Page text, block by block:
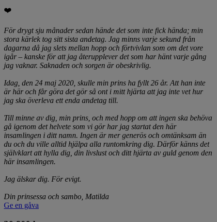
❤️
För drygt sju månader sedan hände det som inte fick hända; min
stora kärlek tog sitt sista andetag. Jag minns varje sekund från
dagarna då jag slets mellan hopp och förtvivlan som om det vore
igår – kanske för att jag återupplever det som har hänt varje gång
jag vaknar. Saknaden och sorgen är obeskrivlig.
Idag, den 24 maj 2020, skulle min prins ha fyllt 26 år. Att han inte
är här och får göra det gör så ont i mitt hjärta att jag inte vet hur
jag ska överleva ett enda andetag till.
Till minne av dig, min prins, och med hopp om att ingen ska behöva
gå igenom det helvete som vi gör har jag startat den här
insamlingen i ditt namn. Ingen är mer generös och omtänksam än
du och du ville alltid hjälpa alla runtomkring dig. Därför känns det
självklart att hylla dig, din livslust och ditt hjärta av guld genom den
här insamlingen.
Jag älskar dig. För evigt.
Din prinsessa och sambo, Matilda
Ge en gåva